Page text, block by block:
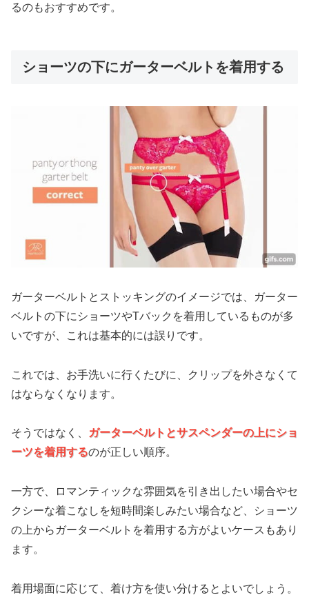
るのもおすすめです。
ショーツの下にガーターベルトを着用する
ガーターベルトとストッキングのイメージでは、ガーター
ベルトの下にショーツやTバックを着用しているものが多
いですが、これは基本的には誤りです。
これでは、お手洗いに行くたびに、クリップを外さなくて
はならなくなります。
そうではなく、
ガーターベルトとサスペンダーの上にショ
ーツを着用するのが正しい順序。
一方で、ロマンティックな雰囲気を引き出したい場合やセ
クシーな着こなしを短時間楽しみたい場合など、ショーツ
の上からガーターベルトを着用する方がよいケースもあり
ます。
着用場面に応じて、着け方を使い分けるとよいでしょう。